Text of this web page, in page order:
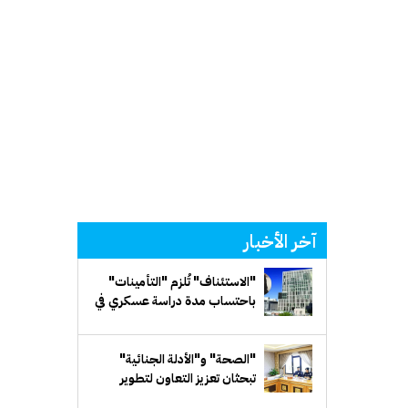
آخر الأخبار
"الاستئناف" تُلزم "التأمينات"
باحتساب مدة دراسة عسكري في
الفعلية
"الصحة" و"الأدلة الجنائية"
تبحثان تعزيز التعاون لتطوير